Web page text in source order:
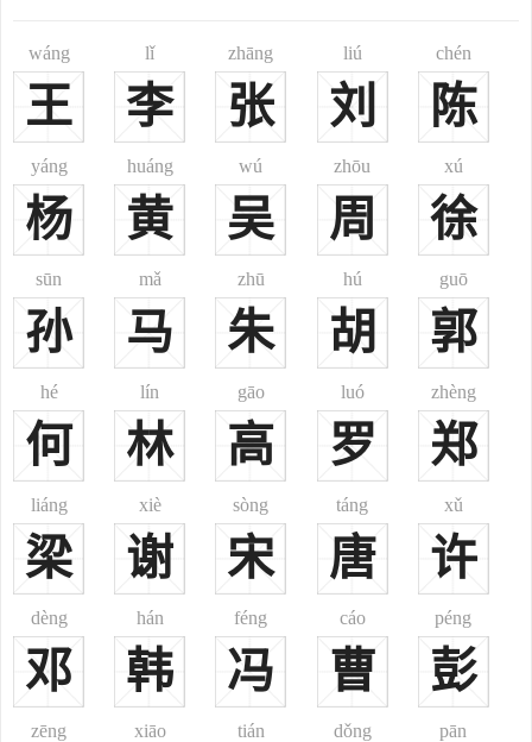
一、
(趙)zhào
现行常见姓氏。为我国最大姓氏之一，分布很广，几遍全国各
地，今北京，河北之尚义，山东之平邑，江西之金溪，云南之陇川、
佤、高山、仡佬、布依、傈僳、纳西、景颇、阿昌、哈尼、锡伯、东
乡、鄂伦春等多个民族皆有此姓。《郑通志》、《续通志》、《清通
志》之《氏族略》亦俱收载。其源不一：
1、郑樵注云：“赢姓，与秦国同祖。少皡之后皆祖皋陶。皋陶十
世曰蜚廉。蜚廉二子，一曰恶来。恶来之后为秦；二曰季胜，季胜生
孟增，得幸於周成王，是为宅皋狼。皋狼生衡父。衡父生造父，为周
穆王御。穆王赐以赵城，为赵氏。世居天水，其赵宗散处者皆以国为
氏。居涿郡者，后有天下。”故赵城在今山西赵城县西南。望出天水、
南阳、金城、下邳、颍川。
2、《姓氏考略》据《汉书》注云：“汉有赵安稽，匈奴人。”安
稽，成帝时人，封昌武侯，此赵则出自匈奴族。
3、又据《旧唐书》云：“唐有赵曳夫，南蛮人。”则此赵出自唐代
4、又据《五代史》称：“赵国珍，柯蛮酋之裔。”国珍，唐代宗
时官工部尚书。牂柯，或作“牂牁”，音zāngkē，汉置郡，故地在贵州
德江县西。此赵则出牂牁一带少数民族。
5、或为刘姓所改。《续通志·氏族略·总论·冒氏》载：“五代赵延
wáng
王
lǐ
李
zhāng
张
liú
刘
chén
陈
yáng
杨
huáng
黄
wú
吴
zhōu
周
xú
徐
sūn
孙
mǎ
马
zhū
朱
hú
胡
guō
郭
hé
何
lín
林
gāo
高
luó
罗
zhèng
郑
liáng
梁
xiè
谢
sòng
宋
táng
唐
xǔ
许
dèng
邓
hán
韩
féng
冯
cáo
曹
péng
彭
zēng xiāo tián dǒng pān